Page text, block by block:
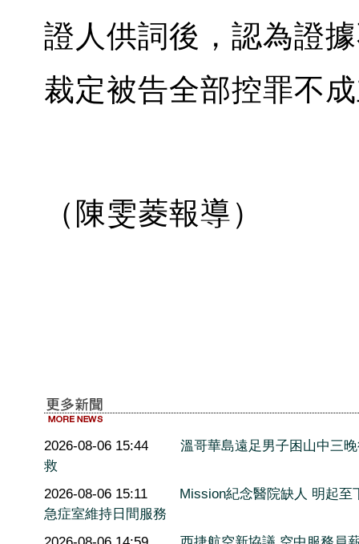
證人供詞後，認為證
裁定被告全部控罪不
（陳雯菱報導）
2026-08-06 15:44
溫哥華島遠足男子困山中三
救
2026-08-06 15:11
Mission紀念醫院缺人 明起至
急症室維持日間服務